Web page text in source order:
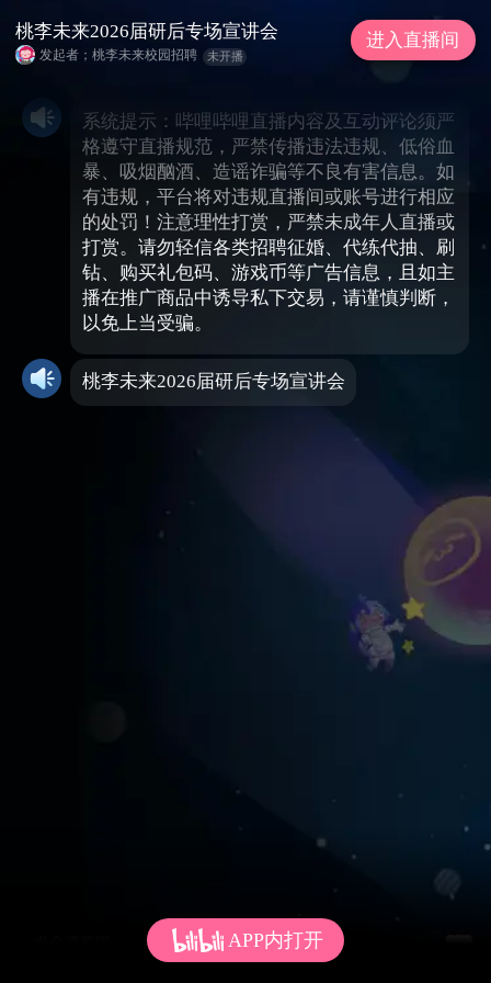
系统提示：哔哩哔哩直播内容及互动评论须严
格遵守直播规范，严禁传播违法违规、低俗血
暴、吸烟酗酒、造谣诈骗等不良有害信息。如
有违规，平台将对违规直播间或账号进行相应
的处罚！注意理性打赏，严禁未成年人直播或
打赏。请勿轻信各类招聘征婚、代练代抽、刷
钻、购买礼包码、游戏币等广告信息，且如主
播在推广商品中诱导私下交易，请谨慎判断，
以免上当受骗。
桃李未来2026届研后专场宣讲会
桃李未来2026届研后专场宣讲会
发起者；桃李未来校园招聘 未开播
进入直播间
APP内打开